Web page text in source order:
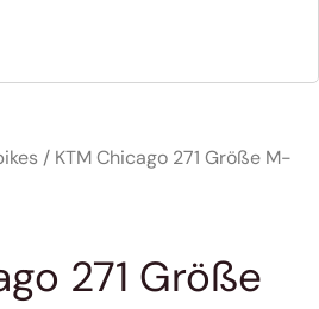
/ KTM Chicago 271 Größe M-
271 Größe